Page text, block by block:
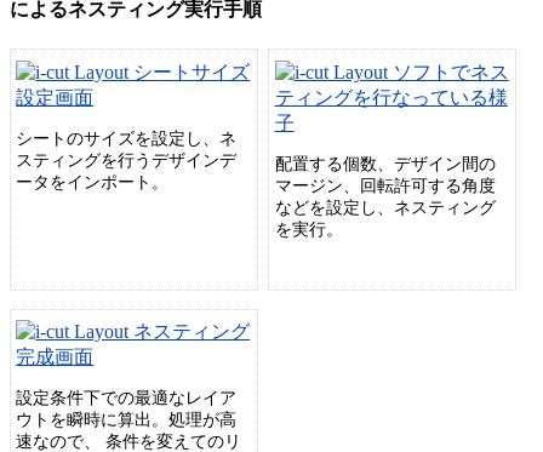
によるネスティング実行手順
シートのサイズを設定し、ネ
スティングを行うデザインデ
ータをインポート。
配置する個数、デザイン間の
マージン、回転許可する角度
などを設定し、ネスティング
を実行。
設定条件下での最適なレイア
ウトを瞬時に算出。処理が高
速なので、 条件を変えてのリ